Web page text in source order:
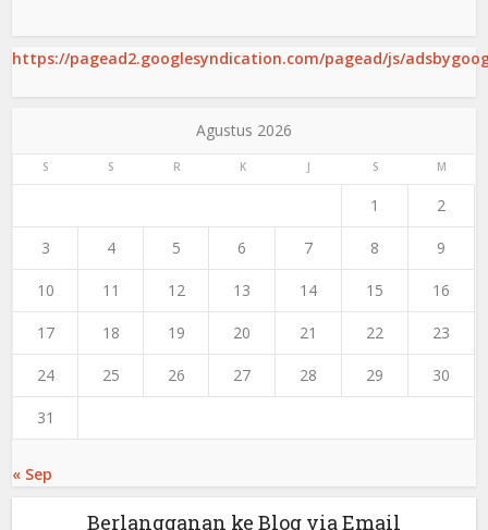
https://pagead2.googlesyndication.com/pagead/js/
Agustus 2026
S S R K J S M
1 2
3 4 5 6 7 8 9
10 11 12 13 14 15 16
17 18 19 20 21 22 23
24 25 26 27 28 29 30
31
« Sep
Berlangganan ke Blog via Email